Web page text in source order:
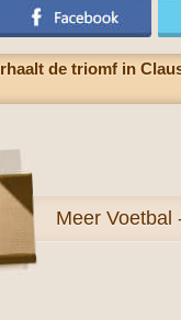
de triomf in
Meer Voetbal